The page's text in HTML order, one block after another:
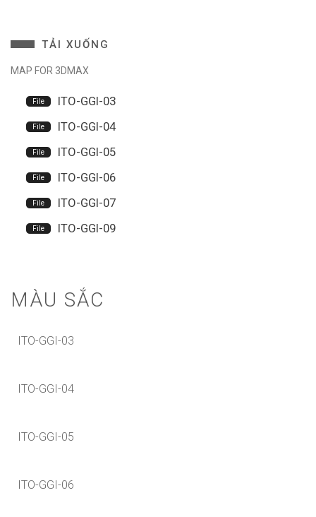
TẢI XUỐNG
MAP FOR 3DMAX
ITO-GGI-03
ITO-GGI-04
ITO-GGI-05
ITO-GGI-06
ITO-GGI-07
ITO-GGI-09
MÀU SẮC
ITO-GGI-03
ITO-GGI-04
ITO-GGI-05
ITO-GGI-06